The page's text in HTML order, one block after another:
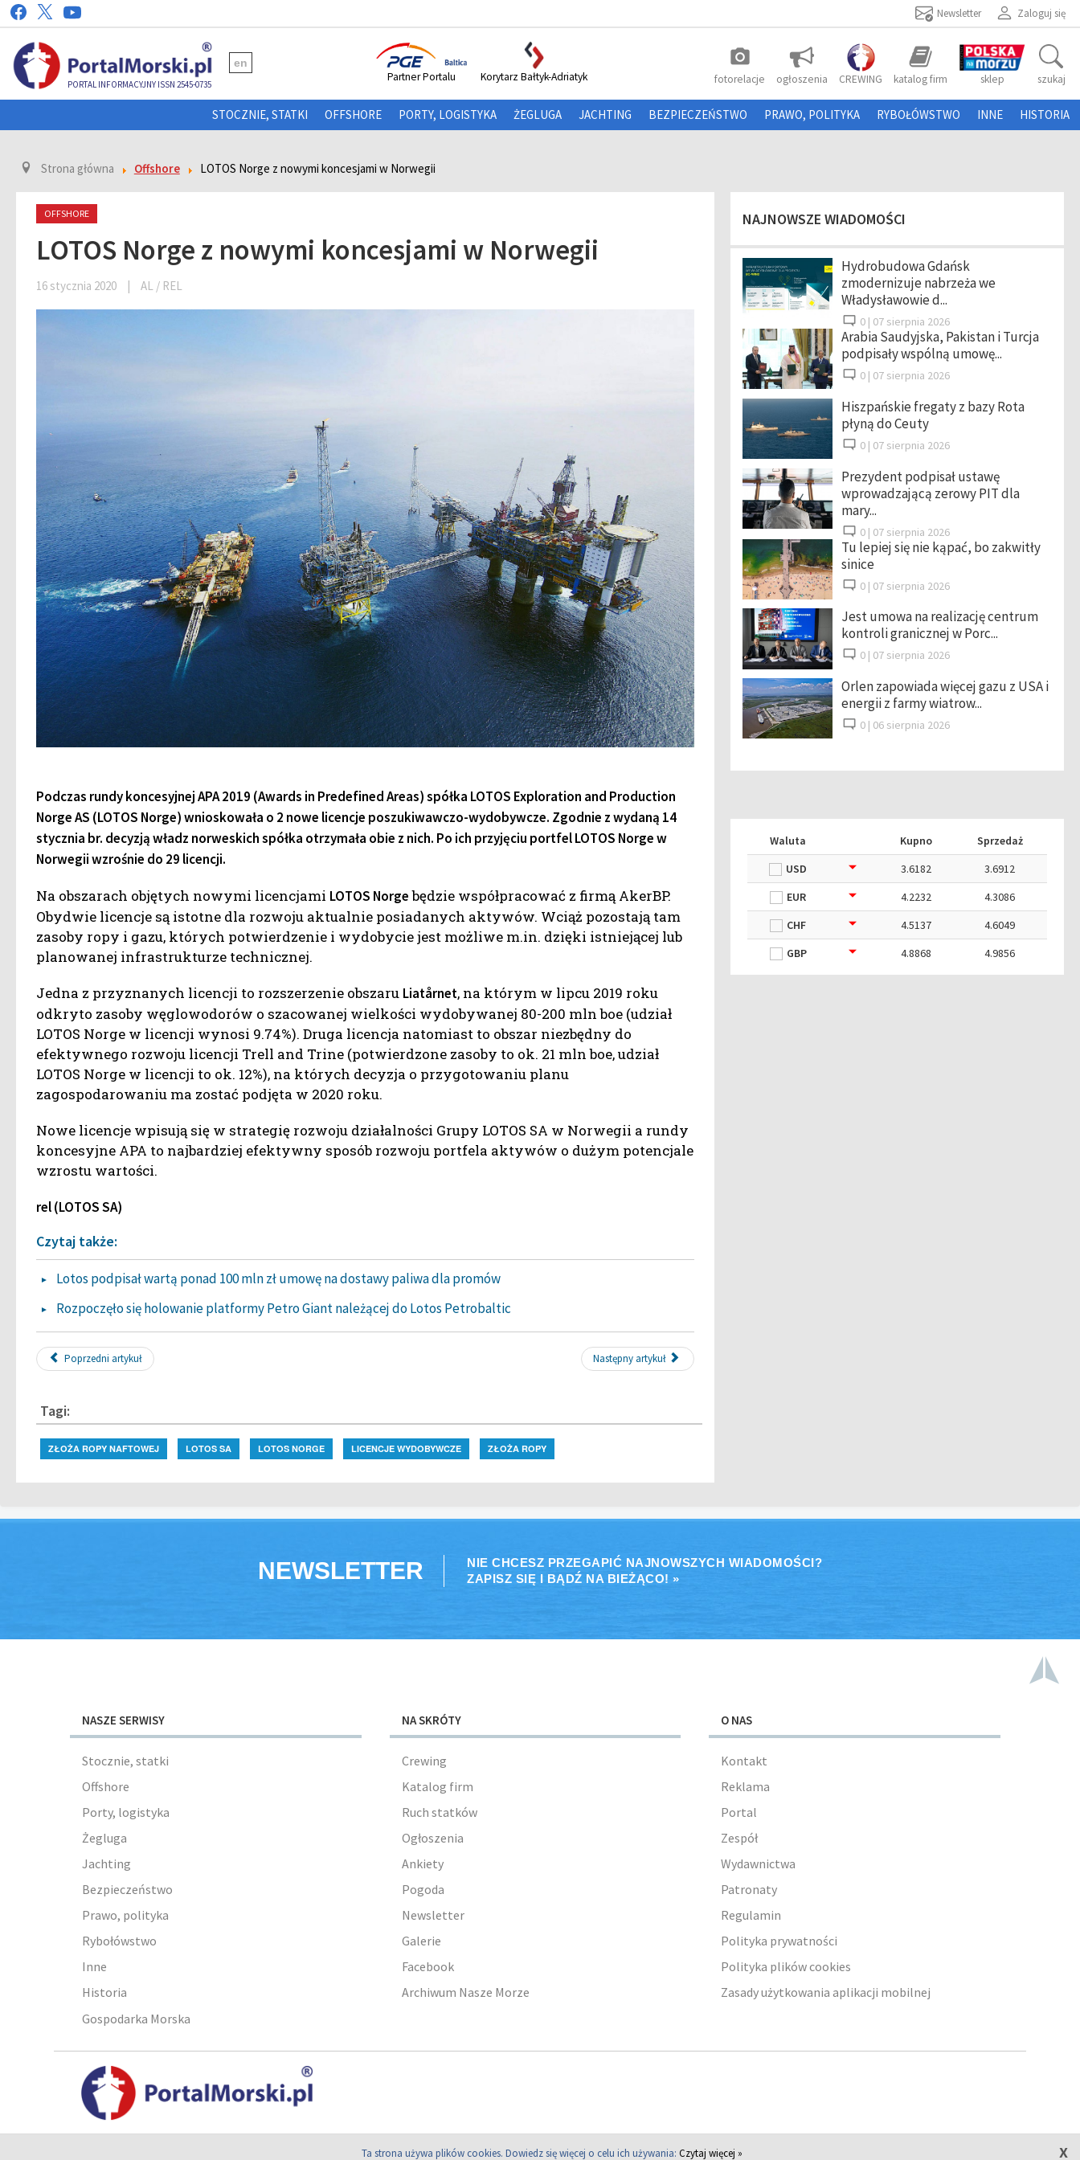
Zaloguj się
Newsletter
PORTAL INFORMACYJNY ISSN 2545-0735
en photo_camera
fotorelacje ogłoszenia CREWING katalog firm sklep szukaj
Partner Portalu Korytarz Bałtyk-Adriatyk
STOCZNIE, STATKI OFFSHORE PORTY, LOGISTYKA ŻEGLUGA JACHTING BEZPIECZEŃSTWO PRAWO, POLITYKA RYBOŁÓWSTWO INNE HISTORIA
Strona główna Offshore LOTOS Norge z nowymi koncesjami w Norwegii
OFFSHORE
LOTOS Norge z nowymi koncesjami w Norwegii
16 stycznia 2020 | AL / REL
Podczas rundy koncesyjnej APA 2019 (Awards in Predefined Areas) spółka LOTOS Exploration and Production
Norge AS (LOTOS Norge) wnioskowała o 2 nowe licencje poszukiwawczo-wydobywcze. Zgodnie z wydaną 14
stycznia br. decyzją władz norweskich spółka otrzymała obie z nich. Po ich przyjęciu portfel LOTOS Norge w
Norwegii wzrośnie do 29 licencji.
Na obszarach objętych nowymi licencjami LOTOS Norgebędzie współpracować z firmą AkerBP.
Obydwie licencje są istotne dla rozwoju aktualnie posiadanych aktywów. Wciąż pozostają tam
zasoby ropy i gazu, których potwierdzenie i wydobycie jest możliwe m.in. dzięki istniejącej lub
planowanej infrastrukturze technicznej.
Jedna z przyznanych licencji to rozszerzenie obszaru Liatårnet, na którym w lipcu 2019 roku
odkryto zasoby węglowodorów o szacowanej wielkości wydobywanej 80-200 mln boe (udział
LOTOS Norge w licencji wynosi 9.74%). Druga licencja natomiast to obszar niezbędny do
efektywnego rozwoju licencji Trell and Trine (potwierdzone zasoby to ok. 21 mln boe, udział
LOTOS Norge w licencji to ok. 12%), na których decyzja o przygotowaniu planu
zagospodarowaniu ma zostać podjęta w 2020 roku.
Nowe licencje wpisują się w strategię rozwoju działalności Grupy LOTOS SA w Norwegii a rundy
koncesyjne APA to najbardziej efektywny sposób rozwoju portfela aktywów o dużym potencjale
wzrostu wartości.
rel (LOTOS SA)
Czytaj także:
Lotos podpisał wartą ponad 100 mln zł umowę na dostawy paliwa dla promów
Rozpoczęło się holowanie platformy Petro Giant należącej do Lotos Petrobaltic
Poprzedni artykuł Następny artykuł
Tagi:
ZŁOŻA ROPY NAFTOWEJ LOTOS SA LOTOS NORGE LICENCJE WYDOBYWCZE ZŁOŻA ROPY
NAJNOWSZE WIADOMOŚCI
Hydrobudowa Gdańsk
zmodernizuje nabrzeża we
Władysławowie d...
0 | 07 sierpnia 2026
Arabia Saudyjska, Pakistan i Turcja
podpisały wspólną umowę...
0 | 07 sierpnia 2026
Hiszpańskie fregaty z bazy Rota
płyną do Ceuty
0 | 07 sierpnia 2026
Prezydent podpisał ustawę
wprowadzającą zerowy PIT dla
mary...
0 | 07 sierpnia 2026
Tu lepiej się nie kąpać, bo zakwitły
sinice
0 | 07 sierpnia 2026
Jest umowa na realizację centrum
kontroli granicznej w Porc...
0 | 07 sierpnia 2026
Orlen zapowiada więcej gazu z USA i
energii z farmy wiatrow...
0 | 06 sierpnia 2026
Waluta Kupno
Sprzedaż
USD
3.6182
3.6912
EUR
4.2232
4.3086
CHF
4.5137
4.6049
GBP
4.8868 4.9856
NEWSLETTER
NIE CHCESZ PRZEGAPIĆ NAJNOWSZYCH WIADOMOŚCI?
ZAPISZ SIĘ I BĄDŹ NA BIEŻĄCO! »
NASZE SERWISY
Stocznie, statki
Offshore
Porty, logistyka
Żegluga
Jachting
Bezpieczeństwo
Prawo, polityka
Rybołówstwo
Inne
Historia
Gospodarka Morska
NA SKRÓTY
Crewing
Katalog firm
Ruch statków
Ogłoszenia
Ankiety
Pogoda
Newsletter
Galerie
Facebook
Archiwum Nasze Morze
O NAS
Kontakt
Reklama
Portal
Zespół
Wydawnictwa
Patronaty
Regulamin
Polityka prywatności
Polityka plików cookies
Zasady użytkowania aplikacji mobilnej
Copyright © 2004 - 2026 PortalMorski.pl. Wszelkie prawa zastrzeżone.
Ta strona używa plików cookies. Dowiedz się więcej o celu ich używania: Czytaj więcej » x